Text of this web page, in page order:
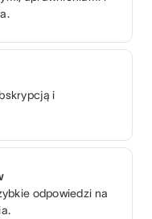
i
odpowiedzi na